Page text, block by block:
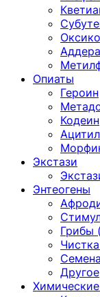
Опиаты
Героин
Кодеин
Экстази
Энтеогены
Грибы
Другое